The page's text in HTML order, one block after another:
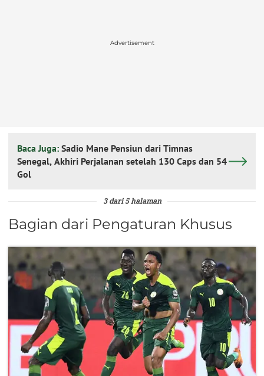
Advertisement
Baca Juga: Sadio Mane Pensiun dari Timnas
Senegal, Akhiri Perjalanan setelah 130 Caps dan 54
Gol
3 dari 5 halaman
Bagian dari Pengaturan Khusus